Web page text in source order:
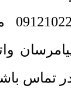
در تماس